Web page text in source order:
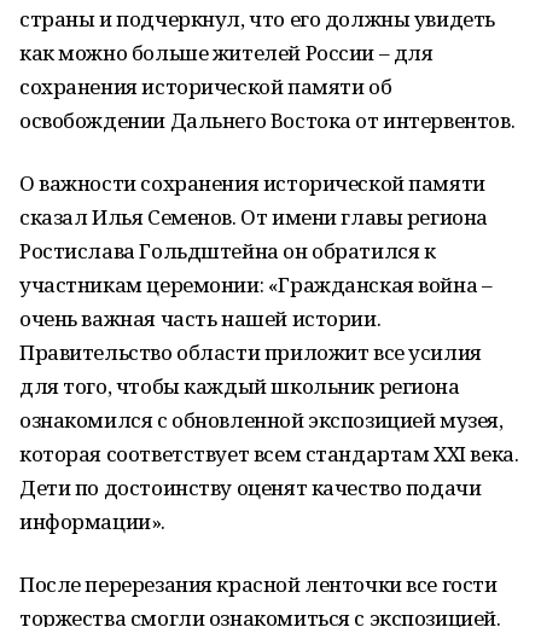
страны и подчеркнул, что его должны увидеть
как можно больше жителей России – для
сохранения исторической памяти об
освобождении Дальнего Востока от интервентов.
О важности сохранения исторической памяти
сказал Илья Семенов. От имени главы региона
Ростислава Гольдштейна он обратился к
участникам церемонии: «Гражданская война –
очень важная часть нашей истории.
Правительство области приложит все усилия
для того, чтобы каждый школьник региона
ознакомился с обновленной экспозицией музея,
которая соответствует всем стандартам XXI века.
Дети по достоинству оценят качество подачи
информации».
После перерезания красной ленточки все гости
торжества смогли ознакомиться с экспозицией.